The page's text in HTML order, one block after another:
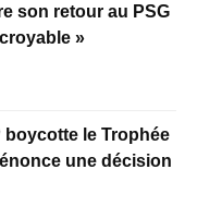
son retour au PSG
»
boycotte le Trophée
une décision